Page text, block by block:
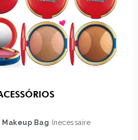
Bag (necessaire